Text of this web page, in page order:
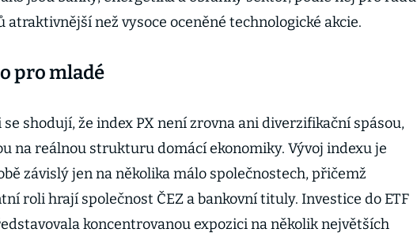
atraktivnější než vysoce oceněné technologické akcie.
pro mladé
shodují, že index PX není zrovna ani diverzifikační spásou,
na reálnou strukturu domácí ekonomiky. Vývoj indexu je
závislý jen na několika málo společnostech, přičemž
roli hrají společnost ČEZ a bankovní tituly. Investice do ETF
koncentrovanou expozici na několik největších